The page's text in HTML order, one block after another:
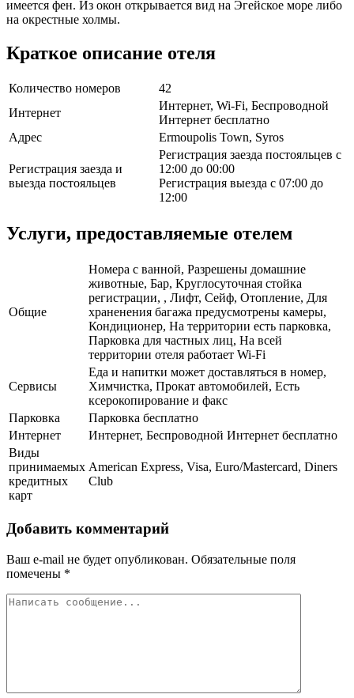
имеется фен. Из окон открывается вид на Эгейское море либо
на окрестные холмы.
Краткое описание отеля
Количество номеров
42
Интернет
Интернет, Wi-Fi, Беспроводной
Интернет бесплатно
Адрес
Ermoupolis Town, Syros
Регистрация заезда и
выезда постояльцев
Регистрация заезда постояльцев с
12:00 до 00:00
Регистрация выезда с 07:00 до
12:00
Услуги, предоставляемые отелем
Общие
Номера с ванной, Разрешены домашние
животные, Бар, Круглосуточная стойка
регистрации, , Лифт, Сейф, Отопление, Для
храненения багажа предусмотрены камеры,
Кондиционер, На территории есть парковка,
Парковка для частных лиц, На всей
территории отеля работает Wi-Fi
Сервисы
Еда и напитки может доставляться в номер,
Химчистка, Прокат автомобилей, Есть
ксерокопирование и факс
Парковка
Парковка бесплатно
Интернет
Интернет, Беспроводной Интернет бесплатно
Виды
принимаемых
кредитных
карт
American Express, Visa, Euro/Mastercard, Diners
Club
Добавить комментарий
Ваш e-mail не будет опубликован. Обязательные поля
помечены *